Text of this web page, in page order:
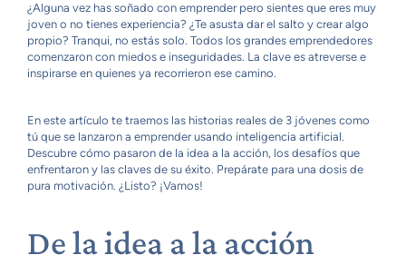
¿Alguna vez has soñado con emprender pero sientes que eres muy
joven o no tienes experiencia? ¿Te asusta dar el salto y crear algo
propio? Tranqui, no estás solo. Todos los grandes emprendedores
comenzaron con miedos e inseguridades. La clave es atreverse e
inspirarse en quienes ya recorrieron ese camino.
En este artículo te traemos las historias reales de 3 jóvenes como
tú que se lanzaron a emprender usando inteligencia artificial.
Descubre cómo pasaron de la idea a la acción, los desafíos que
enfrentaron y las claves de su éxito. Prepárate para una dosis de
pura motivación. ¿Listo? ¡Vamos!
De la idea a la acción